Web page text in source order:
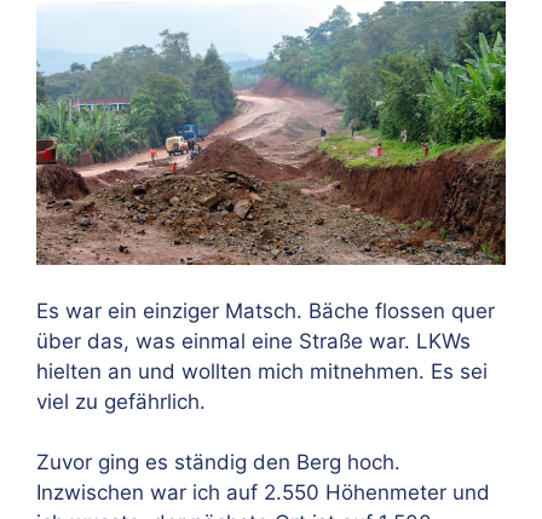
Es war ein einziger Matsch. Bäche flossen quer
über das, was einmal eine Straße war. LKWs
hielten an und wollten mich mitnehmen. Es sei
viel zu gefährlich.
Zuvor ging es ständig den Berg hoch.
Inzwischen war ich auf 2.550 Höhenmeter und